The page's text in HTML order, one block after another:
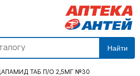
Найти
ТАБ П/О 2,5МГ №30